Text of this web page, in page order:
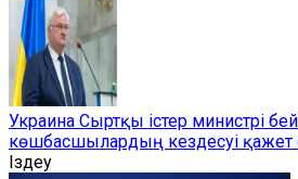
Украина Сыртқы істер министрі
көшбасшылардың кездесуі қажет
Іздеу